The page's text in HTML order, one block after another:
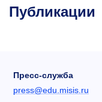
Публикации
Пресс-служба
press@edu.misis.ru